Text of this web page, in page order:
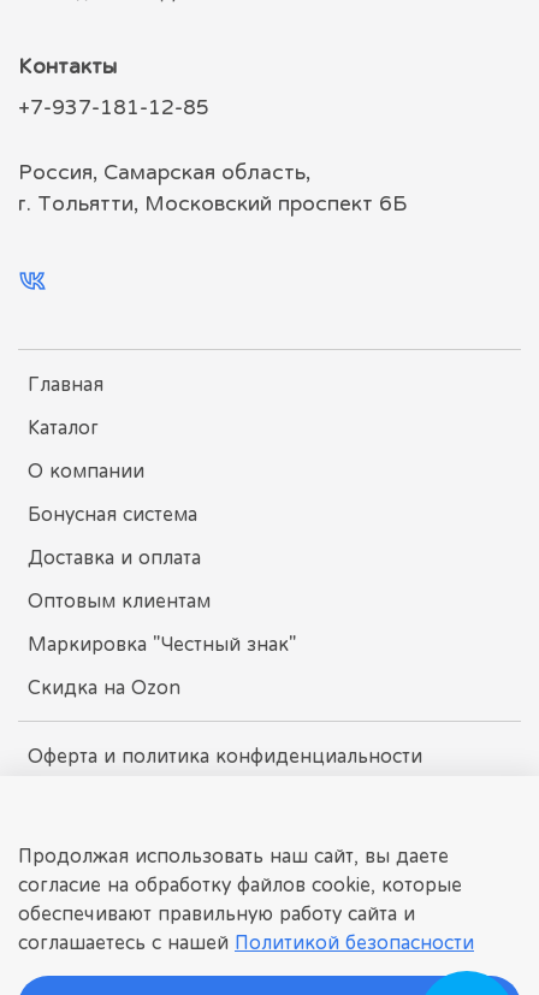
Главная
Каталог
О компании
Бонусная система
Доставка и оплата
Оптовым клиентам
Маркировка "Честный знак"
Скидка на Ozon
Оферта и политика конфиденциальности
Контакты
+7-937-181-12-85
Россия, Самарская область,
г. Тольятти, Московский проспект 6Б
dissomarket.ru
© 2025 Любое использование контента без письменного
Продолжая использовать наш сайт, вы даете
согласие на обработку файлов cookie, которые
обеспечивают правильную работу сайта и
соглашаетесь с нашей Политикой безопасности